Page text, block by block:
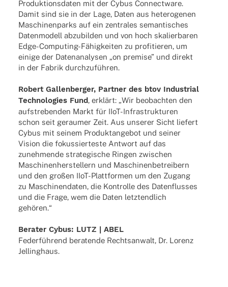
Produk­ti­ons­da­ten mit der Cybus Connect­ware.
Damit sind sie in der Lage, Daten aus hete­ro­ge­nen
Maschi­nen­parks auf ein zentra­les seman­ti­sches
Daten­mo­dell abzu­bil­den und von hoch skalier­ba­ren
Edge-Compu­­ting-Fähi­g­kei­­ten zu profi­tie­ren, um
einige der Daten­ana­ly­sen „on premise” und direkt
in der Fabrik durchzuführen.
Robert Gallen­ber­ger, Part­ner des btov Indus­trial
Tech­no­lo­gies Fund, erklärt: „Wir beob­ach­ten den
aufstre­ben­den Markt für IIoT-Infra­­struk­­tu­­ren
schon seit gerau­mer Zeit. Aus unse­rer Sicht liefert
Cybus mit seinem Produkt­an­ge­bot und seiner
Vision die fokus­sier­teste Antwort auf das
zuneh­mende stra­te­gi­sche Ringen zwischen
Maschi­nen­her­stel­lern und Maschi­nen­be­trei­bern
und den großen IIoT-Plat­t­­for­­men um den Zugang
zu Maschi­nen­da­ten, die Kontrolle des Daten­flus­ses
und die Frage, wem die Daten letzt­end­lich
gehören.“
Bera­ter Cybus: LUTZ | ABEL
Feder­füh­rend bera­tende Rechts­an­walt, Dr. Lorenz
Jellinghaus.